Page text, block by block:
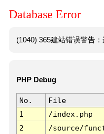
Database Error
(1040) 365建站错误警告
PHP Debug
No. File
1
/index.php
2
/source/